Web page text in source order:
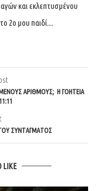
και εκλεπτυσμένου
2ο μου παιδί....
ΑΡΙΘΜΟΎΣ; Η ΓΟΗΤΕΊΑ
ΣΥΝΤΆΓΜΑΤΟΣ
LIKE